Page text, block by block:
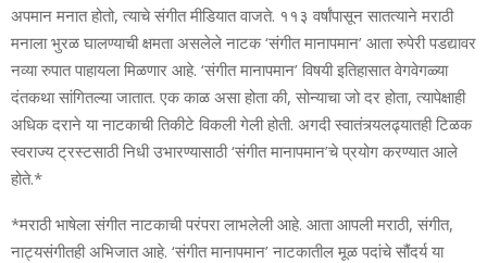
अपमान मनात होतो, त्याचे संगीत मीडियात वाजते. ११३ वर्षांपासून सातत्याने मराठी
मनाला भुरळ घालण्याची क्षमता असलेले नाटक ‘संगीत मानापमान’ आता रुपेरी पडद्यावर
नव्या रुपात पाहायला मिळणार आहे. ‘संगीत मानापमान’ विषयी इतिहासात वेगवेगळ्या
दंतकथा सांगितल्या जातात. एक काळ असा होता की, सोन्याचा जो दर होता, त्यापेक्षाही
अधिक दराने या नाटकाची तिकीटे विकली गेली होती. अगदी स्वातंत्र्यलढ्यातही टिळक
स्वराज्य ट्रस्टसाठी निधी उभारण्यासाठी ‘संगीत मानापमान’चे प्रयोग करण्यात आले
होते.*
*मराठी भाषेला संगीत नाटकाची परंपरा लाभलेली आहे. आता आपली मराठी, संगीत,
नाट्यसंगीतही अभिजात आहे. ‘संगीत मानापमान’ नाटकातील मूळ पदांचे सौंदर्य या